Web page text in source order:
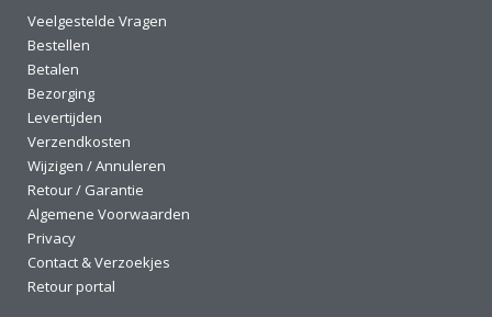
Veelgestelde Vragen
Bestellen
Betalen
Bezorging
Levertijden
Verzendkosten
Wijzigen / Annuleren
Retour / Garantie
Algemene Voorwaarden
Privacy
Contact & Verzoekjes
Retour portal